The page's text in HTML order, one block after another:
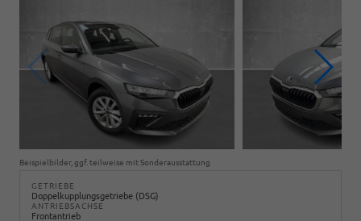
Beispielbilder, ggf. teilweise mit Sonderausstattung
GETRIEBE
Doppelkupplungsgetriebe (DSG)
ANTRIEBSACHSE
Frontantrieb